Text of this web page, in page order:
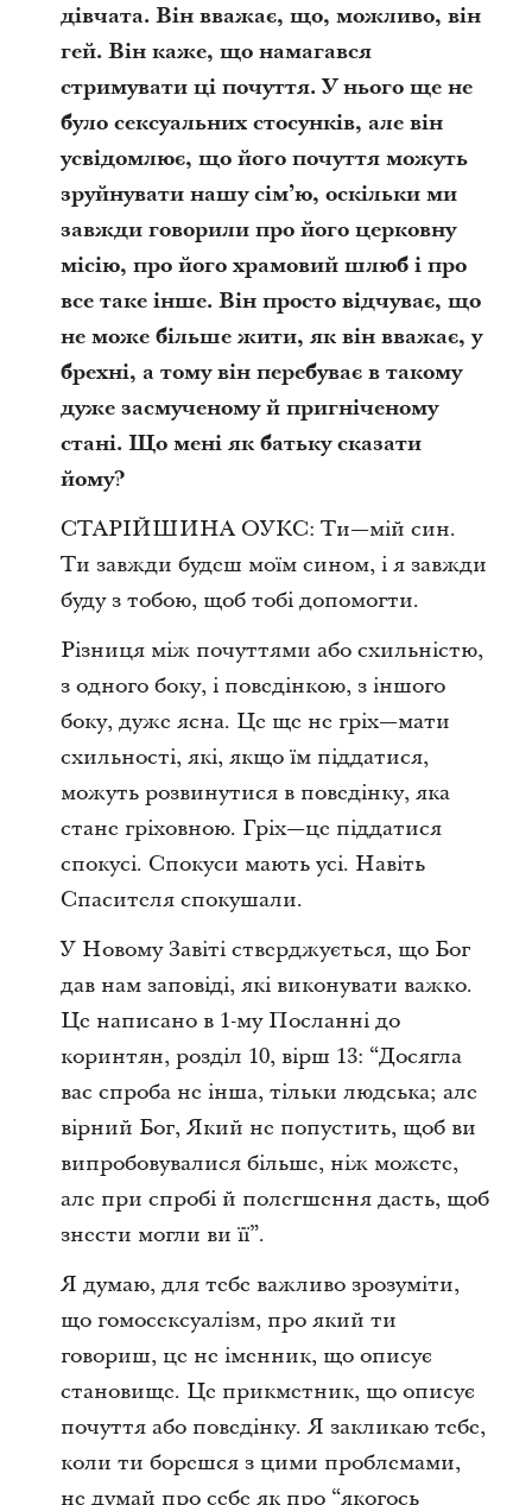
дівчата. Він вважає, що, можливо, він
гей. Він каже, що намагався
стримувати ці почуття. У нього ще не
було сексуальних стосунків, але він
усвідомлює, що його почуття можуть
зруйнувати нашу сім’ю, оскільки ми
завжди говорили про його церковну
місію, про його храмовий шлюб і про
все таке інше. Він просто відчуває, що
не може більше жити, як він вважає, у
брехні, а тому він перебуває в такому
дуже засмученому й пригніченому
стані. Що мені як батьку сказати
йому?
СТАРІЙШИНА ОУКС: Ти—мій син.
Ти завжди будеш моїм сином, і я завжди
буду з тобою, щоб тобі допомогти.
Різниця між почуттями або схильністю,
з одного боку, і поведінкою, з іншого
боку, дуже ясна. Це ще не гріх—мати
схильності, які, якщо їм піддатися,
можуть розвинутися в поведінку, яка
стане гріховною. Гріх—це піддатися
спокусі. Спокуси мають усі. Навіть
Спасителя спокушали.
У Новому Завіті стверджується, що Бог
дав нам заповіді, які виконувати важко.
Це написано в 1-му Посланні до
коринтян, розділ 10, вірш 13: “Досягла
вас спроба не інша, тільки людська; але
вірний Бог, Який не попустить, щоб ви
випробовувалися більше, ніж можете,
але при спробі й полегшення дасть, щоб
знести могли ви її”.
Я думаю, для тебе важливо зрозуміти,
що гомосексуалізм, про який ти
говориш, це не іменник, що описує
становище. Це прикметник, що описує
почуття або поведінку. Я закликаю тебе,
коли ти борешся з цими проблемами,
не думай про себе як про “якогось